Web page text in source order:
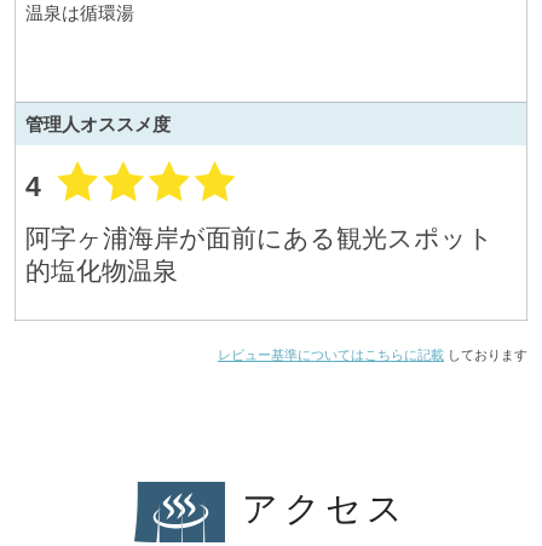
温泉は循環湯
管理人オススメ度
4
阿字ヶ浦海岸が面前にある観光スポット
的塩化物温泉
レビュー基準についてはこちらに記載 しております
アクセス